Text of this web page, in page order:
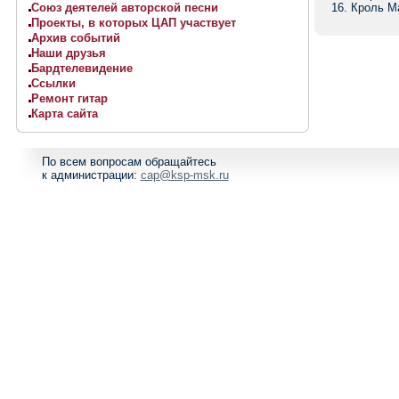
Союз деятелей авторской песни
Проекты, в которых ЦАП участвует
Архив событий
Наши друзья
Бардтелевидение
Ссылки
Ремонт гитар
Карта сайта
16. Кроль
По всем вопросам обращайтесь
к администрации: cap@ksp-msk.ru